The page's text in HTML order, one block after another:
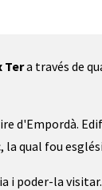
Tera través de
d'Empordà.
qual fou
i poder-la visitar.